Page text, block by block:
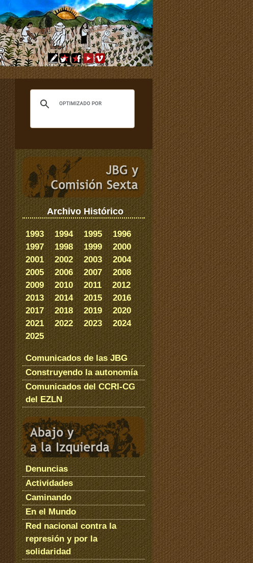
Archivo Histórico
1993 1994 1995
1996
1997
1998 1999
2000
2001
2002 2003
2004
2005
2006 2007
2008
2009
2010 2011
2012
2013
2014 2015
2016
2017
2018 2019
2020
2021
2022 2023
2024
2025
Comunicados de las JBG
Construyendo la autonomía
Comunicados del CCRI-CG
del EZLN
Denuncias
Actividades
Caminando
En el Mundo
Red nacional contra la
represión y por la
solidaridad